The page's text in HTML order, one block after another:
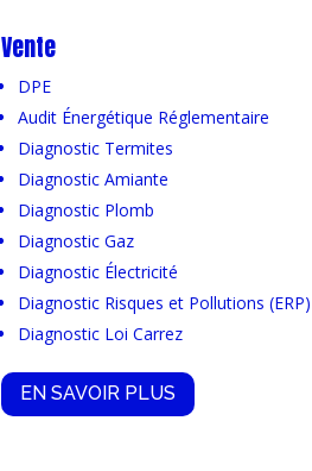
Vente
DPE
Audit Énergétique Réglementaire
Diagnostic Termites
Diagnostic Amiante
Diagnostic Plomb
Diagnostic Gaz
Diagnostic Électricité
Diagnostic Risques et Pollutions (ERP)
Diagnostic Loi Carrez
EN SAVOIR PLUS